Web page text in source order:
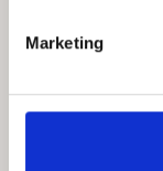
Marketing
Hvem er CEPOS
Medarbejdere